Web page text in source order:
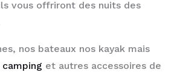
vous offriront des nuits des
nos bateaux nos kayak mais
et autres accessoires de